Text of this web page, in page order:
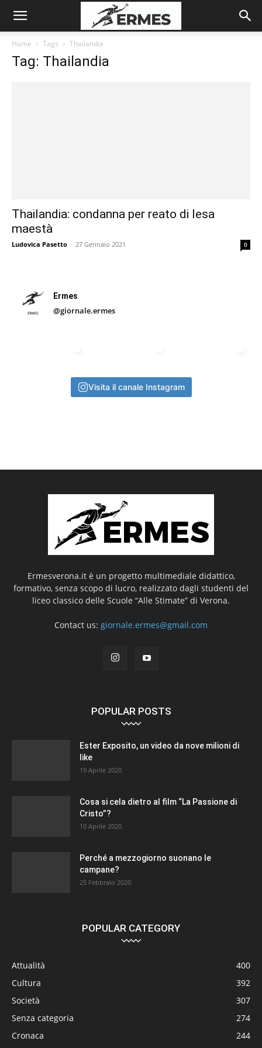
Home Tags Thailandia
Tag: Thailandia
Thailandia: condanna per reato di lesa
maestà
Ludovica Pasetto - 27 Gennaio 2021 0
Ermes
@giornale.ermes
Visita il canale Instagram
Ermesverona.it è un progetto multimediale didattico,
formativo, senza scopo di lucro, realizzato dagli studenti del
liceo classico delle Scuole “Alle Stimate” di Verona.
Contact us: giornale.ermes@gmail.com
POPULAR POSTS
Ester Exposito, un video da nove milioni di
like
19 Aprile 2020
Cosa si cela dietro al film “La Passione di
Cristo”?
10 Aprile 2020
Perché a mezzogiorno suonano le
campane?
25 Febbraio 2020
POPULAR CATEGORY
Attualità
400
Cultura
392
Società
307
Senza categoria
274
Cronaca
244